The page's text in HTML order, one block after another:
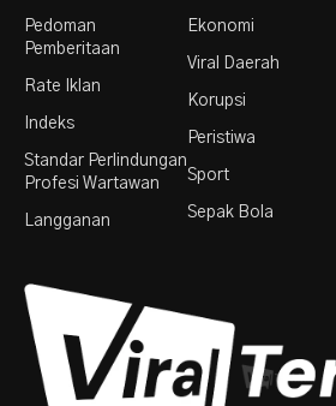
Pedoman
Pemberitaan
Rate Iklan
Indeks
Standar Perlindungan
Profesi Wartawan
Langganan
Ekonomi
Viral Daerah
Korupsi
Peristiwa
Sport
Sepak Bola